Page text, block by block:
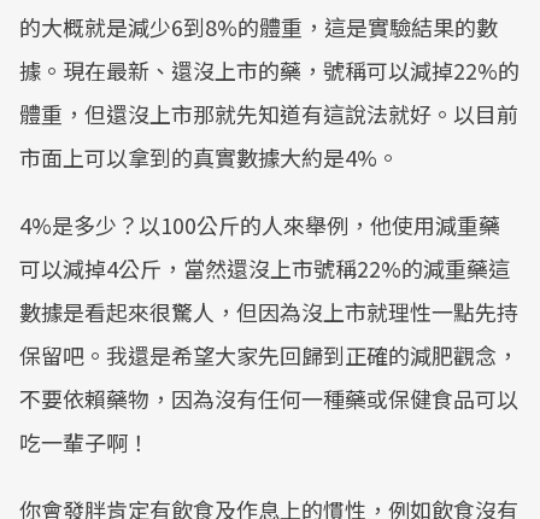
的大概就是減少6到8%的體重，這是實驗結果的數
據。現在最新、還沒上市的藥，號稱可以減掉22%的
體重，但還沒上市那就先知道有這說法就好。以目前
市面上可以拿到的真實數據大約是4%。
4%是多少？以100公斤的人來舉例，他使用減重藥
可以減掉4公斤，當然還沒上市號稱22%的減重藥這
數據是看起來很驚人，但因為沒上市就理性一點先持
保留吧。我還是希望大家先回歸到正確的減肥觀念，
不要依賴藥物，因為沒有任何一種藥或保健食品可以
吃一輩子啊！
你會發胖肯定有飲食及作息上的慣性，例如飲食沒有